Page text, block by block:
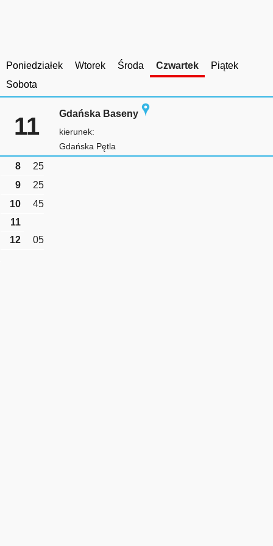
Poniedziałek Wtorek Środa Czwartek
Piątek
Sobota
11 Gdańska Baseny
kierunek:
Gdańska Pętla
8
25
9
25
10
45
11
12
05